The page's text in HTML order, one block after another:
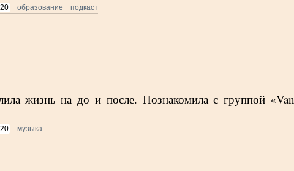
образование подкаст
жизнь на до и после. Познакомила с группой «Van
музыка